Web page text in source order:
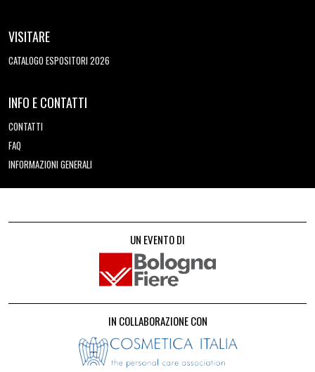
VISITARE
CATALOGO ESPOSITORI 2026
INFO E CONTATTI
CONTATTI
FAQ
INFORMAZIONI GENERALI
UN EVENTO DI
IN COLLABORAZIONE CON